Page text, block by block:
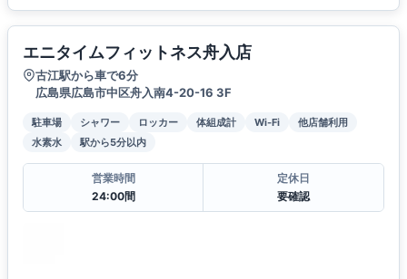
エニタイムフィットネス舟入店
古江駅から車で6分
広島県広島市中区舟入南4-20-16 3F
駐車場 シャワー ロッカー 体組成計 Wi-Fi
他店舗利用
水素水
駅から5分以内
営業時間
24:00間
定休日
要確認